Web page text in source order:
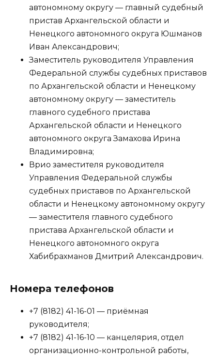
автономному округу — главный судебный
пристав Архангельской области и
Ненецкого автономного округа Юшманов
Иван Александрович;
Заместитель руководителя Управления
Федеральной службы судебных приставов
по Архангельской области и Ненецкому
автономному округу — заместитель
главного судебного пристава
Архангельской области и Ненецкого
автономного округа Замахова Ирина
Владимировна;
Врио заместителя руководителя
Управления Федеральной службы
судебных приставов по Архангельской
области и Ненецкому автономному округу
— заместителя главного судебного
пристава Архангельской области и
Ненецкого автономного округа
Хабибрахманов Дмитрий Александрович.
Номера телефонов
+7 (8182) 41-16-01 — приёмная
руководителя;
+7 (8182) 41-16-10 — канцелярия, отдел
организационно-контрольной работы,